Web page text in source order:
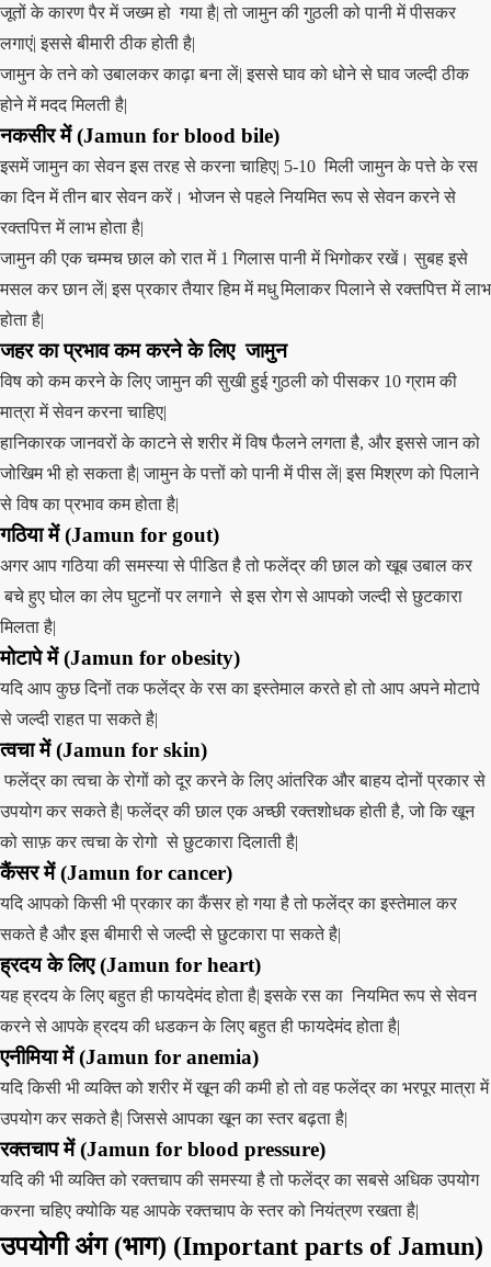
जूतों के कारण पैर में जख्म हो गया है| तो जामुन की गुठली को पानी में पीसकर
लगाएं| इससे बीमारी ठीक होती है|
जामुन के तने को उबालकर काढ़ा बना लें| इससे घाव को धोने से घाव जल्दी ठीक
होने में मदद मिलती है|
नकसीर में(Jamun for blood bile)
इसमें जामुन का सेवन इस तरह से करना चाहिए| 5-10 मिली जामुन के पत्ते के रस
का दिन में तीन बार सेवन करें। भोजन से पहले नियमित रूप से सेवन करने से
रक्तपित्त में लाभ होता है|
जामुन की एक चम्मच छाल को रात में 1 गिलास पानी में भिगोकर रखें। सुबह इसे
मसल कर छान लें| इस प्रकार तैयार हिम में मधु मिलाकर पिलाने से रक्तपित्त में लाभ
होता है|
जहर का प्रभाव कम करने के लिएजामुन
विष को कम करने के लिए जामुन की सुखी हुई गुठली को पीसकर 10 ग्राम की
मात्रा में सेवन करना चाहिए|
हानिकारक जानवरों के काटने से शरीर में विष फैलने लगता है, और इससे जान को
जोखिम भी हो सकता है| जामुन के पत्तों को पानी में पीस लें| इस मिश्रण को पिलाने
से विष का प्रभाव कम होता है|
गठिया में(Jamun for gout)
अगर आप गठिया की समस्या से पीडित है तो फलेंद्र की छाल को खूब उबाल कर
बचे हुए घोल का लेप घुटनों पर लगाने से इस रोग से आपको जल्दी से छुटकारा
मिलता है|
मोटापे में(Jamun for obesity)
यदि आप कुछ दिनों तक फलेंद्र के रस का इस्तेमाल करते हो तो आप अपने मोटापे
से जल्दी राहत पा सकते है|
त्वचा में(Jamun for skin)
फलेंद्र का त्वचा के रोगों को दूर करने के लिए आंतरिक और बाहय दोनों प्रकार से
उपयोग कर सकते है| फलेंद्र की छाल एक अच्छी रक्तशोधक होती है, जो कि खून
को साफ़ कर त्वचा के रोगो से छुटकारा दिलाती है|
कैंसर में(Jamun for cancer)
यदि आपको किसी भी प्रकार का कैंसर हो गया है तो फलेंद्र का इस्तेमाल कर
सकते है और इस बीमारी से जल्दी से छुटकारा पा सकते है|
ह्रदय के लिए(Jamun for heart)
यह ह्रदय के लिए बहुत ही फायदेमंद होता है| इसके रस का नियमित रूप से सेवन
करने से आपके ह्रदय की धडकन के लिए बहुत ही फायदेमंद होता है|
एनीमिया में(Jamun for anemia)
यदि किसी भी व्यक्ति को शरीर में खून की कमी हो तो वह फलेंद्र का भरपूर मात्रा में
उपयोग कर सकते है| जिससे आपका खून का स्तर बढ़ता है|
रक्तचाप में(Jamun for blood pressure)
यदि की भी व्यक्ति को रक्तचाप की समस्या है तो फलेंद्र का सबसे अधिक उपयोग
करना चहिए क्योकि यह आपके रक्तचाप के स्तर को नियंत्रण रखता है|
उपयोगी अंग (भाग) (Important parts of Jamun)